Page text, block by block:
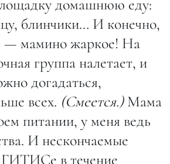
домашнюю еду:
блинчики… И конечно,
— мамино жаркое! На
группа налетает, и
догадаться,
всех. (Смеется.)Мама
питании, у меня ведь
И нескончаемые
в течение